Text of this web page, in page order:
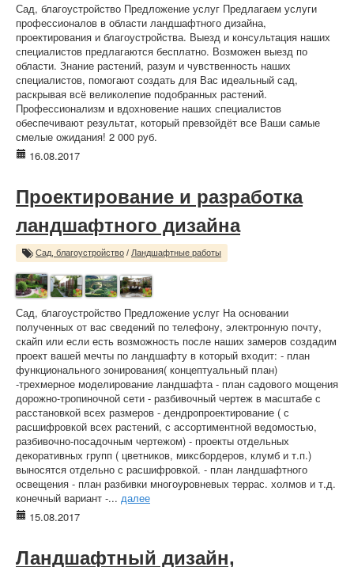
Сад, благоустройство Предложение услуг Предлагаем услуги
профессионалов в области ландшафтного дизайна,
проектирования и благоустройства. Выезд и консультация наших
специалистов предлагаются бесплатно. Возможен выезд по
области. Знание растений, разум и чувственность наших
специалистов, помогают создать для Вас идеальный сад,
раскрывая всё великолепие подобранных растений.
Профессионализм и вдохновение наших специалистов
обеспечивают результат, который превзойдёт все Ваши самые
смелые ожидания! 2 000 руб.
16.08.2017
Проектирование и разработка
ландшафтного дизайна
Сад, благоустройство / Ландшафтные работы
Сад, благоустройство Предложение услуг На основании
полученных от вас сведений по телефону, электронную почту,
скайп или если есть возможность после наших замеров создадим
проект вашей мечты по ландшафту в который входит: - план
функционального зонирования( концептуальный план)
-трехмерное моделирование ландшафта - план садового мощения
дорожно-тропиночной сети - разбивочный чертеж в масштабе с
расстановкой всех размеров - дендропроектирование ( с
расшифровкой всех растений, с ассортиментной ведомостью,
разбивочно-посадочным чертежом) - проекты отдельных
декоративных групп ( цветников, миксбордеров, клумб и т.п.)
выносятся отдельно с расшифровкой. - план ландшафтного
освещения - план разбивки многоуровневых террас. холмов и т.д.
конечный вариант -... далее
15.08.2017
Ландшафтный дизайн,